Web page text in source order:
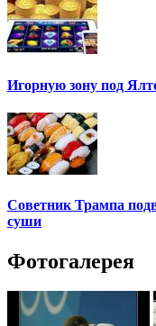
Игорную зону под
Советник Трампа
суши
Фотогалерея